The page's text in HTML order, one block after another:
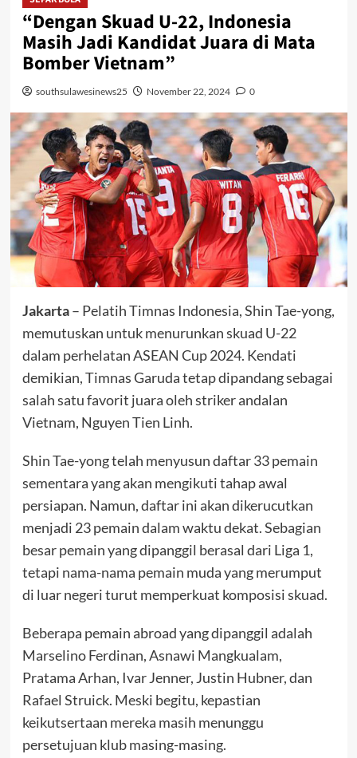
“Dengan Skuad U-22, Indonesia
Masih Jadi Kandidat Juara di Mata
Bomber Vietnam”
southsulawesinews25 November 22, 2024 0
Jakarta– Pelatih Timnas Indonesia, Shin Tae-yong,
memutuskan untuk menurunkan skuad U-22
dalam perhelatan ASEAN Cup 2024. Kendati
demikian, Timnas Garuda tetap dipandang sebagai
salah satu favorit juara oleh striker andalan
Vietnam, Nguyen Tien Linh.
Shin Tae-yong telah menyusun daftar 33 pemain
sementara yang akan mengikuti tahap awal
persiapan. Namun, daftar ini akan dikerucutkan
menjadi 23 pemain dalam waktu dekat. Sebagian
besar pemain yang dipanggil berasal dari Liga 1,
tetapi nama-nama pemain muda yang merumput
di luar negeri turut memperkuat komposisi skuad.
Beberapa pemain abroad yang dipanggil adalah
Marselino Ferdinan, Asnawi Mangkualam,
Pratama Arhan, Ivar Jenner, Justin Hubner, dan
Rafael Struick. Meski begitu, kepastian
keikutsertaan mereka masih menunggu
persetujuan klub masing-masing.